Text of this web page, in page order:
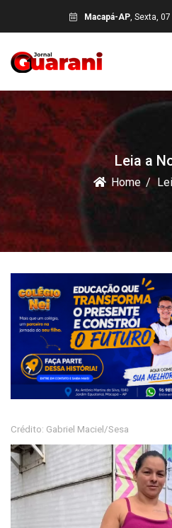
Macapá-AP, Sexta,
Leia a
Home
Crédito: Gabriel Maciel/Sesa